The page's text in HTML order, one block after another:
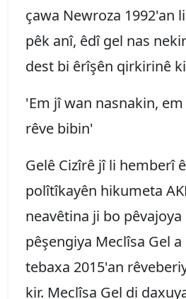
çawa Newroza 1992'an
pêk anî, êdî gel nas
dest bi êrîşên qirkirinê
'Em jî wan nasnakin,
rêve bibin'
Gelê Cizîrê jî li hemberî
polîtîkayên hikumeta
neavêtina ji bo
pêşengiya Meclîsa Gel a
tebaxa 2015'an
kir. Meclîsa Gel di